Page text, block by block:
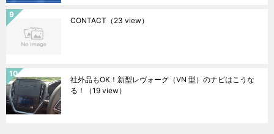
CONTACT （23 view）
社外品もOK！新型レヴォーグ（VN 型）のナビはこうな
る！
（19 view）